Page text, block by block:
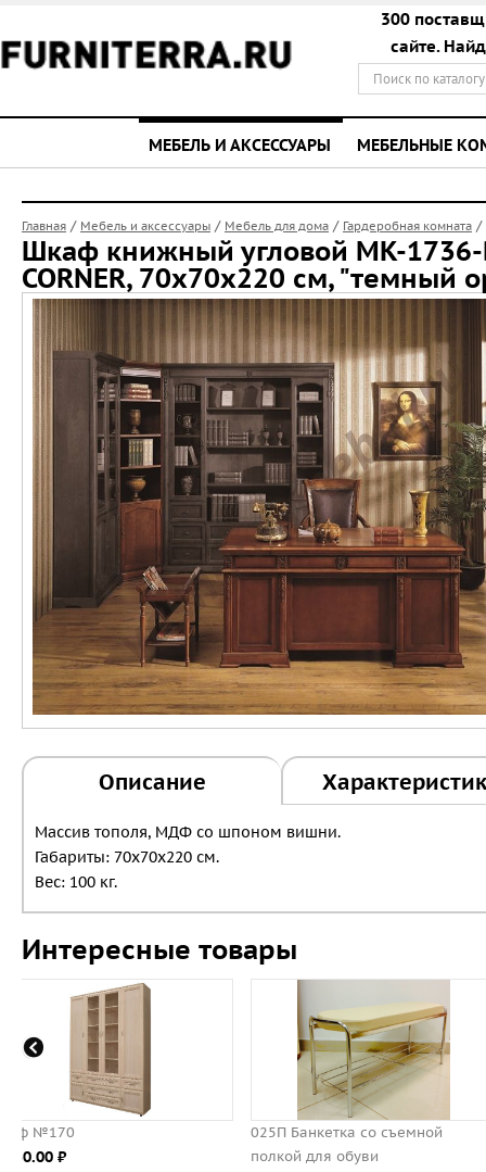
300
сайте.
МЕБЕЛЬ И АКСЕССУАРЫ МЕБЕЛЬНЫЕ
Главная / Мебель и аксессуары / Мебель для дома / Гардеробная комната /
Шкаф книжный угловой MK-1736-
CORNER, 70х70х220 см, "темный
Описание
Массив тополя, МДФ сo шпоном вишни.
Габариты: 70х70х220 см.
Вес: 100 кг.
Интересные товары
025П Банкетка со съемной
полкой для обуви
Пенал с четырьмя
8469.00 ⃏